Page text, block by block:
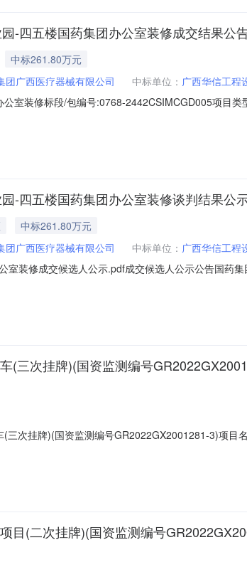
-四五楼国药集团办公室装修成交结果公
中标261.80万元
团广西医疗器械有限公司 中标单位： 广西华信工程
室装修标段/包编号:0768-2442CSIMCGD005项目
园-四五楼国药集团办公室装修成交结果公告（采购
-四五楼国药集团办公室装修谈判结果公
中标261.80万元
团广西医疗器械有限公司 中标单位： 广西华信工程
室装修成交候选人公示.pdf成交候选人公示公告国药
投标报价：2617978.00(元)，质量：合格，工期/交
(三次挂牌)(国资监测编号
三次挂牌)(国资监测编号GR2022GX2001281-3)项
19年审期限2022年01月品牌型号别克牌
目(二次挂牌)(国资监测编号